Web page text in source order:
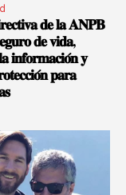
𝐝𝐞 𝐥𝐚 𝐀𝐍𝐏𝐁
𝐝𝐞 𝐯𝐢𝐝𝐚,
𝐢𝐧𝐟𝐨𝐫𝐦𝐚𝐜𝐢𝐨́𝐧 𝐲
𝐩𝐚𝐫𝐚